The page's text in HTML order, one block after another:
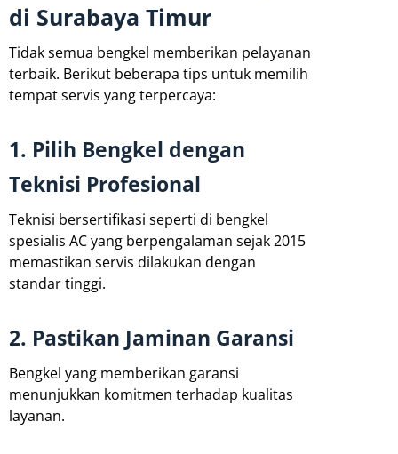
di Surabaya Timur
Tidak semua bengkel memberikan pelayanan
terbaik. Berikut beberapa tips untuk memilih
tempat servis yang terpercaya:
1. Pilih Bengkel dengan
Teknisi Profesional
Teknisi bersertifikasi seperti di bengkel
spesialis AC yang berpengalaman sejak 2015
memastikan servis dilakukan dengan
standar tinggi.
2. Pastikan Jaminan Garansi
Bengkel yang memberikan garansi
menunjukkan komitmen terhadap kualitas
layanan.